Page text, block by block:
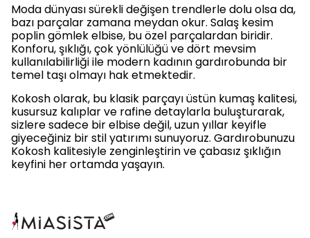
Moda dünyası sürekli değişen trendlerle dolu olsa da,
bazı parçalar zamana meydan okur. Salaş kesim
poplin gömlek elbise, bu özel parçalardan biridir.
Konforu, şıklığı, çok yönlülüğü ve dört mevsim
kullanılabilirliği ile modern kadının gardırobunda bir
temel taşı olmayı hak etmektedir.
Kokosh olarak, bu klasik parçayı üstün kumaş kalitesi,
kusursuz kalıplar ve rafine detaylarla buluşturarak,
sizlere sadece bir elbise değil, uzun yıllar keyifle
giyeceğiniz bir stil yatırımı sunuyoruz. Gardırobunuzu
Kokosh kalitesiyle zenginleştirin ve çabasız şıklığın
keyfini her ortamda yaşayın.